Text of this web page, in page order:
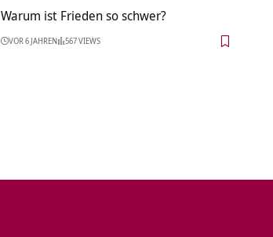
Warum ist Frieden so schwer?
VOR 6 JAHREN 567 VIEWS